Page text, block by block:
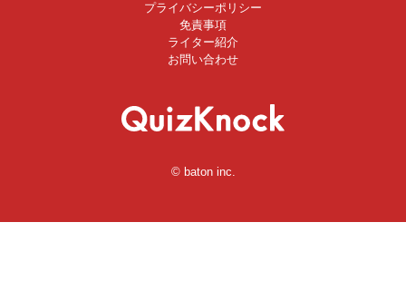
プライバシーポリシー
免責事項
ライター紹介
お問い合わせ
© baton inc.